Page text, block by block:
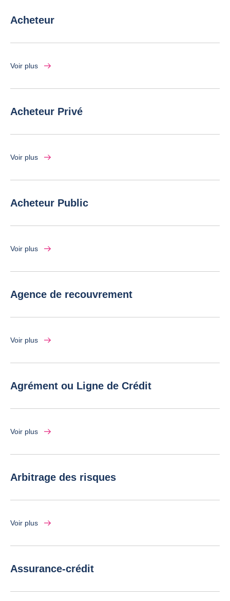
Acheteur
Voir plus
Acheteur Privé
Voir plus
Acheteur Public
Voir plus
Agence de recouvrement
Voir plus
Agrément ou Ligne de Crédit
Voir plus
Arbitrage des risques
Voir plus
Assurance-crédit